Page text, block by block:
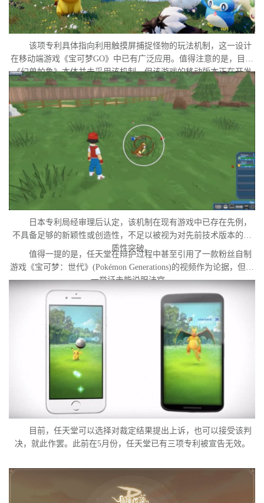
该项专利具体指向利用触摸屏捕捉怪物的玩法机制，这一设计
在移动端游戏《宝可梦GO》中已有广泛应用。值得注意的是，目前
《幻兽帕鲁》本体并未采用该机制，但该游戏的移动版本正在开发
中。外界普遍认为，这很可能是任天堂在当前时间点针对此项专利
发起诉讼的直接原因。
日本专利局经审理后认定，该机制在现有游戏中已存在先例，
不具备足够的新颖性或创造性，不足以被视为对先前技术版本的实
质性突破。
值得一提的是，任天堂在辩护过程中甚至引用了一款粉丝自制
游戏《宝可梦：世代》(Pokémon Generations)的视频作为论据，但这
一举证未能说服法官。
目前，任天堂可以选择对裁定结果提出上诉，也可以接受该判
决，就此作罢。此前在5月份，任天堂已有三项专利被宣告无效。